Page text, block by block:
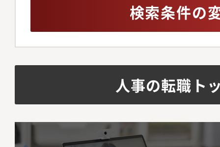
検索条件の
人事の転職ト